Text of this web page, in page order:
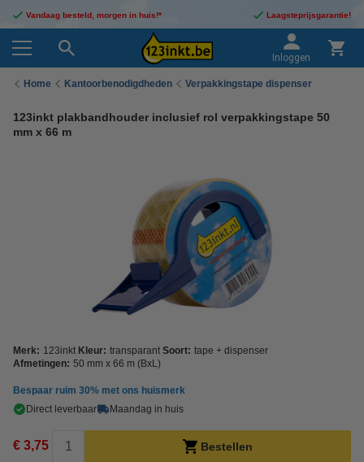
Vandaag besteld, morgen in huis!* Laagsteprijsgarantie!
Inloggen
Home Kantoorbenodigdheden Verpakkingstape dispenser
123inkt plakbandhouder inclusief rol verpakkingstape 50
mm x 66 m
Merk: 123inkt Kleur: transparant Soort: tape + dispenser
Afmetingen: 50 mm x 66 m (BxL)
Bespaar ruim 30% met ons huismerk
Direct leverbaar
Maandag in huis
€ 3,75 Bestellen